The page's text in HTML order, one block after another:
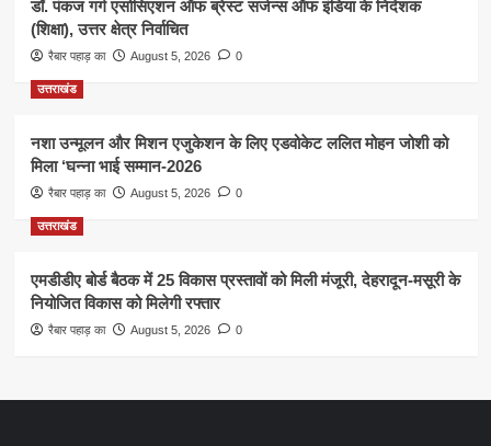
डॉ. पंकज गर्ग एसोसिएशन ऑफ ब्रेस्ट सर्जन्स ऑफ इंडिया के निदेशक
(शिक्षा), उत्तर क्षेत्र निर्वाचित
रैबार पहाड़ का August 5, 2026 0
उत्तराखंड
नशा उन्मूलन और मिशन एजुकेशन के लिए एडवोकेट ललित मोहन जोशी को
मिला ‘घन्ना भाई सम्मान-2026
रैबार पहाड़ का August 5, 2026 0
उत्तराखंड
एमडीडीए बोर्ड बैठक में 25 विकास प्रस्तावों को मिली मंजूरी, देहरादून-मसूरी के
नियोजित विकास को मिलेगी रफ्तार
रैबार पहाड़ का August 5, 2026 0